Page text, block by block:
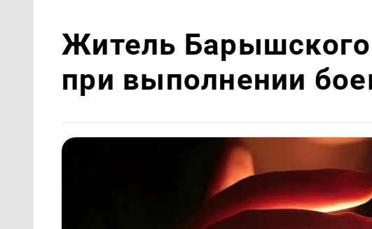
Житель Барышского
при выполнении